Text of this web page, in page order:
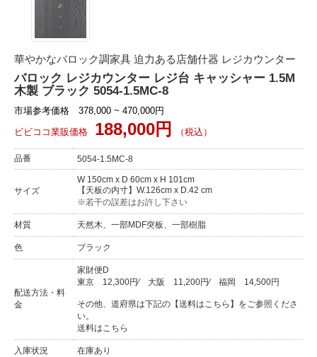
華やかなバロック調家具 迫力ある店舗什器 レジカウンター
バロック レジカウンター レジ台 キャッシャー 1.5M
木製 ブラック 5054-1.5MC-8
市場参考価格 378,000 ~ 470,000円
ビビココ業販価格
188,000円 （税込）
品番 5054-1.5MC-8
サイズ
W 150cm x D 60cm x H 101cm
【天板の内寸】W.126cm x D.42 cm
※若干の誤差はお許し下さい
材質 天然木、一部MDF突板、一部樹脂
色 ブラック
配送方法・料
金
家財便D
東京
12,300円⁄ 大阪 11,200円⁄ 福岡 14,500円
その他、道府県は下記の【送料はこちら】をご参照くださ
い。
送料はこちら
入庫状況 在庫あり